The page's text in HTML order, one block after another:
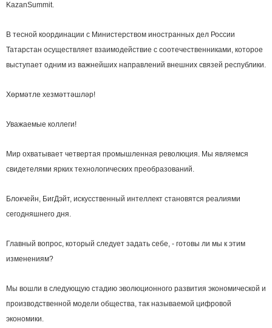
KazanSummit.
В тесной координации с Министерством иностранных дел России
Татарстан осуществляет взаимодействие с соотечественниками, которое
выступает одним из важнейших направлений внешних связей республики.
Хөрмәтле хезмәттәшләр!
Уважаемые коллеги!
Мир охватывает четвертая промышленная революция. Мы являемся
свидетелями ярких технологических преобразований.
Блокчейн, БигДэйт, искусственный интеллект становятся реалиями
сегодняшнего дня.
Главный вопрос, который следует задать себе, - готовы ли мы к этим
изменениям?
Мы вошли в следующую стадию эволюционного развития экономической и
производственной модели общества, так называемой цифровой
экономики.